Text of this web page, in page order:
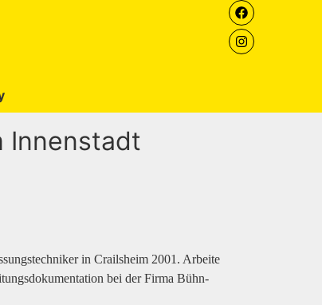
Innenstadt
in Crailsheim 2001. Arbeite
bei der Firma Bühn-